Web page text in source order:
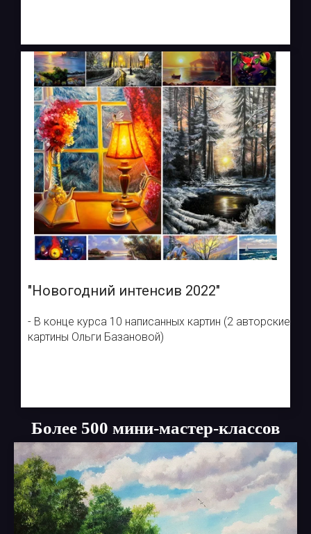
"Новогодний интенсив 2022"
- В конце курса 10 написанных картин (2 авторские
картины Ольги Базановой)
Более 500 мини-мастер-классов